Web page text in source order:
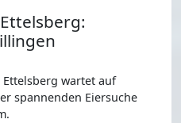
wartet auf
spannenden Eiersuche